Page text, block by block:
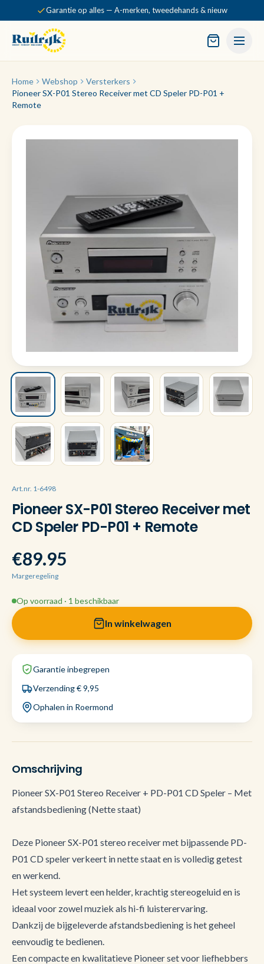
Garantie op alles — A-merken, tweedehands & nieuw
Home Webshop
Versterkers
Pioneer SX-P01 Stereo Receiver met CD Speler PD-P01 +
Remote
Art.nr. 1-6498
Pioneer SX-P01 Stereo Receiver met
CD Speler PD-P01 + Remote
€89.95
Margeregeling
Op voorraad · 1 beschikbaar
In winkelwagen
Garantie inbegrepen
Verzending € 9,95
Ophalen in Roermond
Omschrijving
Pioneer SX-P01 Stereo Receiver + PD-P01 CD Speler – Met
afstandsbediening (Nette staat)
Deze Pioneer SX-P01 stereo receiver met bijpassende PD-
P01 CD speler verkeert in nette staat en is volledig getest
en werkend.
Het systeem levert een helder, krachtig stereogeluid en is
ideaal voor zowel muziek als hi-fi luisterervaring.
Dankzij de bijgeleverde afstandsbediening is het geheel
eenvoudig te bedienen.
Een compacte en kwalitatieve Pioneer set voor liefhebbers